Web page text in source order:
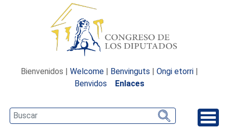
Bienvenidos | Welcome | Benvinguts | Ongi etorri |
Benvidos
Enlaces